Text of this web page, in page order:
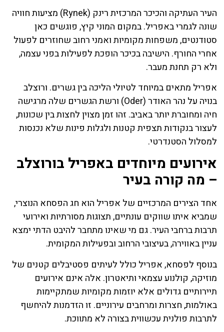
העיר העתיקה והכיכר המרכזית רינק (Rynek) מציעות חוויה
שונה לגמרי באפריל. במקום המוני קיץ, פוגשים כאן
סטודנטים, משפחות מקומיות ואמני רחוב שחוזרים לפעול
אחרי החורף. הישיבה בכיכר הופכת לפעילות בפני עצמה,
ולא רק תחנת מעבר.
אפריל מתאים במיוחד לטיולי הליכה בין גשרים. ורוצלב
בנויה על נהר האודר (Oder) ורשת הגשרים שלה מרגישה
חיה ומחוברת יותר באביב. זהו זמן מצוין לחצות בין שכונות,
לעצור בנקודות תצפית קטנות ולגלות פינות שלא נכנסות
למסלול הסטנדרטי.
אירועים מיוחדים באפריל בורוצלב
– מה קורה בעיר
אחד הצירים המרכזיים של אפריל הוא חג הפסחא הנוצרי,
שמביא איתו שווקים עונתיים, תצוגות מסורתיות ואירועי
תרבות ברחבי העיר. גם מי שאינו מתחבר להיבט הדתי ימצא
עניין באווירה, בעיצובי הרחוב ובפעילות המקומית.
בנוסף לפסחא, אפריל כולל לעיתים פסטיבלים קטנים של
מוזיקה, קולנוע עצמאי ותיאטרון. אלה אינם אירועים
תיירותיים גדולים אלא יוזמות מקומיות שמתקיימות
באולמות, חצרות ומרחבים עירוניים. זו הזדמנות להיחשף
לתרבות פולנית עכשווית בצורה לא מתווכת.